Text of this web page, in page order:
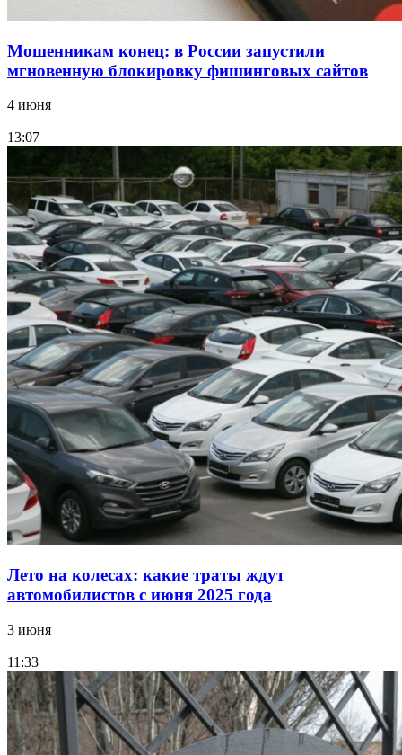
Мошенникам конец: в России запустили
мгновенную блокировку фишинговых сайтов
4 июня
13:07
Лето на колесах: какие траты ждут
автомобилистов с июня 2025 года
3 июня
11:33